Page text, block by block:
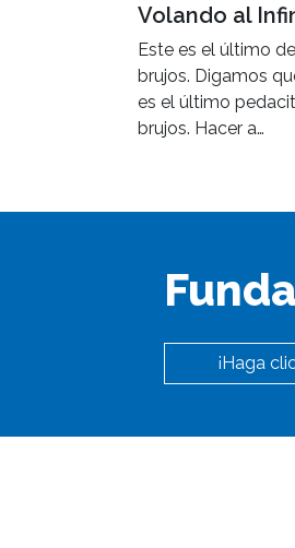
Volando al
Este es el último
brujos. Digamos
es el último
brujos. Hacer a…
¡Haga